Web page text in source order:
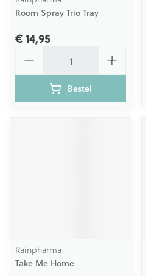
Room Spray Trio Tray
€ 14,95
Bestel
Rainpharma
Take Me Home